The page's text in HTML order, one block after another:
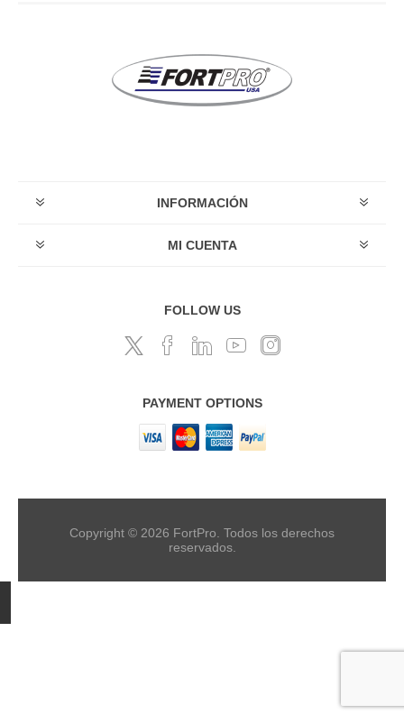
INFORMACIÓN
MI CUENTA
FOLLOW US
PAYMENT OPTIONS
Copyright © 2026 FortPro. Todos los derechos
reservados.